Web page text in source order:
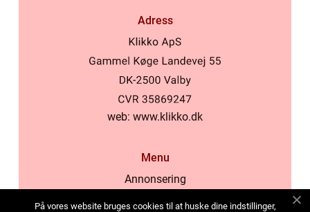
Adress
web: www.klikko.dk
Menu
Annonsering
På vores website bruges cookies til at huske dine indstillinger,